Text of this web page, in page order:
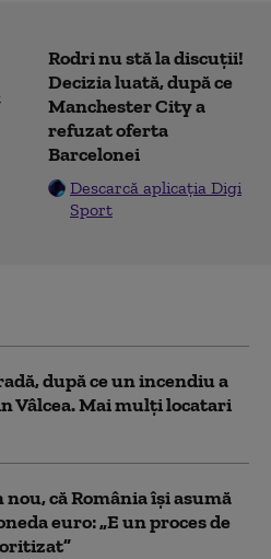
Rodri nu stă la discuții!
Decizia luată, după ce
Manchester City a
refuzat oferta
Barcelonei
Descarcă aplicația Digi
Sport
după ce un incendiu a
Vâlcea. Mai mulți locatari
că România își asumă
euro: „E un proces de